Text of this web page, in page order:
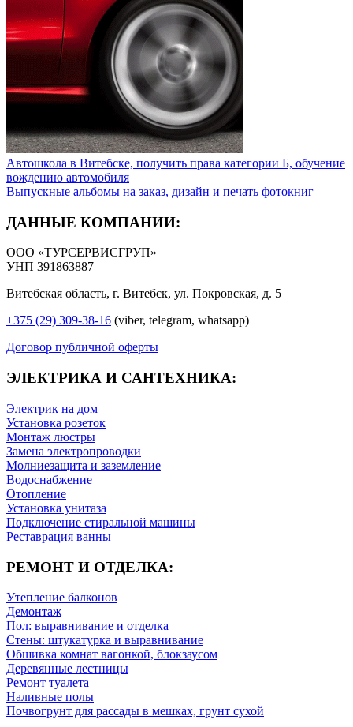
Автошкола в Витебске, получить права категории Б, обучение
вождению автомобиля
Выпускные альбомы на заказ, дизайн и печать фотокниг
ДАННЫЕ КОМПАНИИ:
ООО «ТУРСЕРВИСГРУП»
УНП 391863887
Витебская область, г. Витебск, ул. Покровская, д. 5
+375 (29) 309-38-16 (viber, telegram, whatsapp)
Договор публичной оферты
ЭЛЕКТРИКА И САНТЕХНИКА:
Электрик на дом
Установка розеток
Монтаж люстры
Замена электропроводки
Молниезащита и заземление
Водоснабжение
Отопление
Установка унитаза
Подключение стиральной машины
Реставрация ванны
РЕМОНТ И ОТДЕЛКА:
Утепление балконов
Демонтаж
Пол: выравнивание и отделка
Стены: штукатурка и выравнивание
Обшивка комнат вагонкой, блокзаусом
Деревянные лестницы
Ремонт туалета
Наливные полы
Почвогрунт для рассады в мешках, грунт сухой